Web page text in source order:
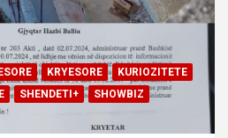
KRYESORE
KURIOZITETE
SHENDETI+
SHOWBIZ